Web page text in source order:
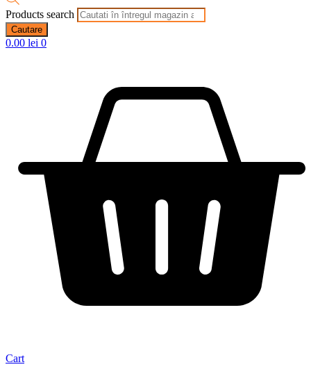
Products search
Cautare
0.00 lei 0
Cart